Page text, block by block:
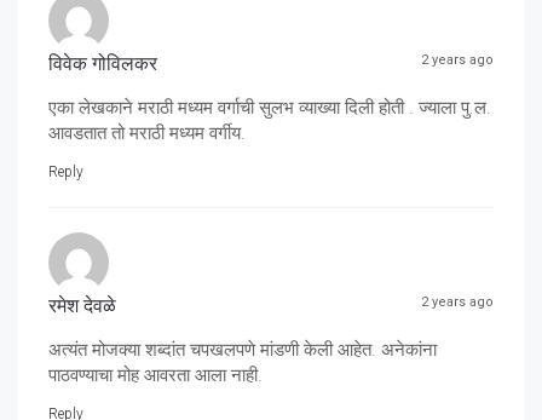
विवेक गोविलकर 2 years ago
एका लेखकाने मराठी मध्यम वर्गाची सुलभ व्याख्या दिली होती . ज्याला पु.ल.
आवडतात तो मराठी मध्यम वर्गीय.
Reply
रमेश देवळे 2 years ago
अत्यंत मोजक्या शब्दांत चपखलपणे मांडणी केली आहेत. अनेकांना
पाठवण्याचा मोह आवरता आला नाही.
Reply